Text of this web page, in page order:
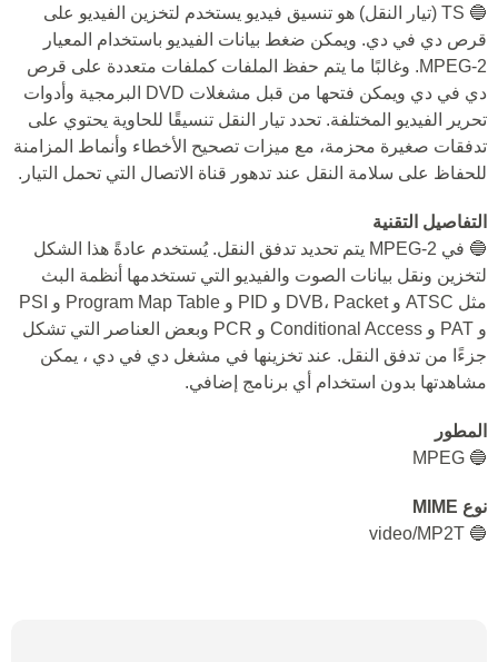
🔵 TS (تيار النقل) هو تنسيق فيديو يستخدم لتخزين الفيديو على
قرص دي في دي. ويمكن ضغط بيانات الفيديو باستخدام المعيار
MPEG-2. وغالبًا ما يتم حفظ الملفات كملفات متعددة على قرص
دي في دي ويمكن فتحها من قبل مشغلات DVD البرمجية وأدوات
تحرير الفيديو المختلفة. تحدد تيار النقل تنسيقًا للحاوية يحتوي على
تدفقات صغيرة محزمة، مع ميزات تصحيح الأخطاء وأنماط المزامنة
للحفاظ على سلامة النقل عند تدهور قناة الاتصال التي تحمل التيار.
التفاصيل التقنية
🔵 في MPEG-2 يتم تحديد تدفق النقل. يُستخدم عادةً هذا الشكل
لتخزين ونقل بيانات الصوت والفيديو التي تستخدمها أنظمة البث
مثل ATSC و DVB، Packet و PID و Program Map Table و PSI
و PAT و Conditional Access و PCR وبعض العناصر التي تشكل
جزءًا من تدفق النقل. عند تخزينها في مشغل دي في دي ، يمكن
مشاهدتها بدون استخدام أي برنامج إضافي.
المطور
🔵 MPEG
نوع MIME
🔵 video/MP2T